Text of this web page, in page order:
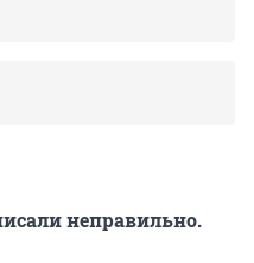
неправильно.